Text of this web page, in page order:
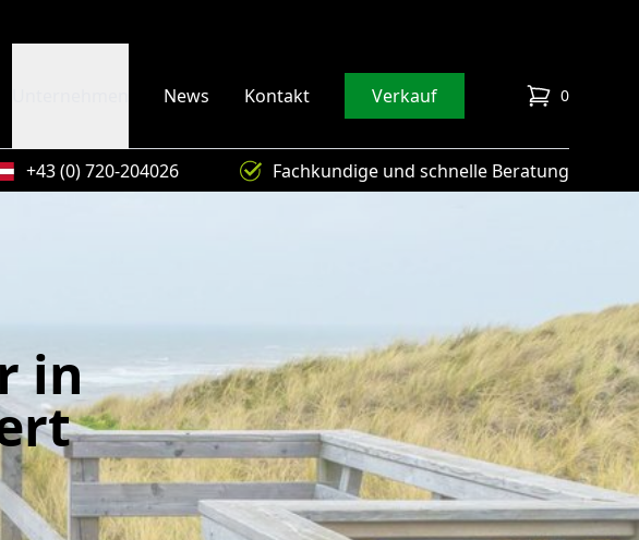
News Kontakt Verkauf 0
items in cart
Fachkundige und schnelle Beratung
+43 (0) 720-204026
in